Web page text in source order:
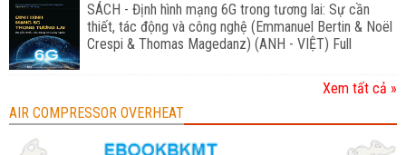
SÁCH - Định hình mạng 6G trong tương lai: Sự cần
thiết, tác động và công nghệ (Emmanuel Bertin & Noël
Crespi & Thomas Magedanz) (ANH - VIỆT) Full
Xem tất cả »
AIR COMPRESSOR OVERHEAT